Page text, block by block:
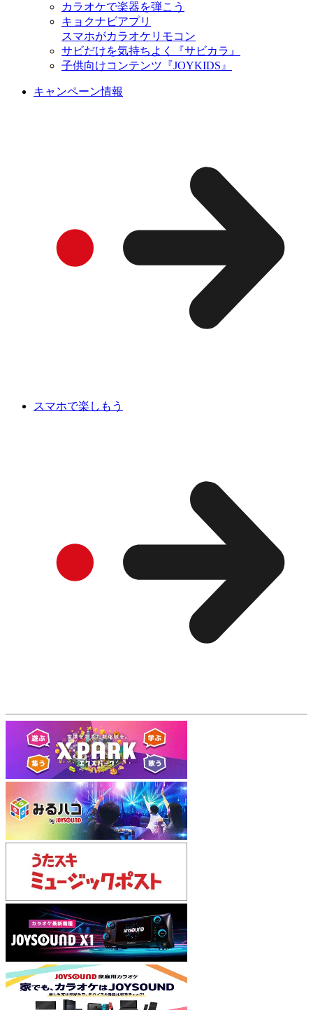
カラオケで楽器を弾こう
キョクナビアプリ
スマホがカラオケリモコン
サビだけを気持ちよく『サビカラ』
子供向けコンテンツ『JOYKIDS』
キャンペーン情報
スマホで楽しもう